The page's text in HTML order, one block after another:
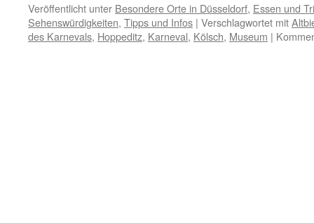
Veröffentlicht unter Besondere Orte in Düsseldorf, Essen und
Sehenswürdigkeiten, Tipps und Infos | Verschlagwortet mit
des Karnevals, Hoppeditz, Karneval, Kölsch, Museum |